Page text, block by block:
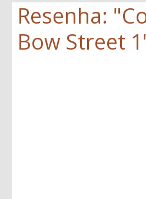
Resenha:
Bow Street